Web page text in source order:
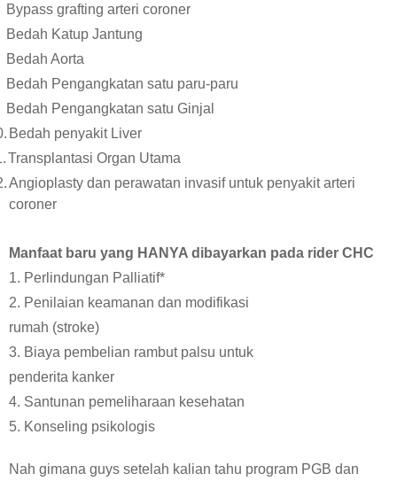
Bypass grafting arteri coroner
Bedah Katup Jantung
Bedah Aorta
Bedah Pengangkatan satu paru-paru
Bedah Pengangkatan satu Ginjal
Bedah penyakit Liver
Transplantasi Organ Utama
Angioplasty dan perawatan invasif untuk penyakit arteri
coroner
Manfaat baru yang HANYA dibayarkan pada rider CHC
1. Perlindungan Palliatif*
2. Penilaian keamanan dan modifikasi
rumah (stroke)
3. Biaya pembelian rambut palsu untuk
penderita kanker
4. Santunan pemeliharaan kesehatan
5. Konseling psikologis
Nah gimana guys setelah kalian tahu program PGB dan